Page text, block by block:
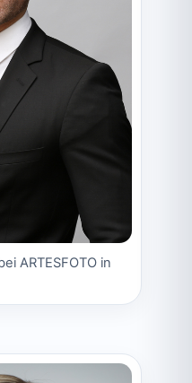
ARTESFOTO in